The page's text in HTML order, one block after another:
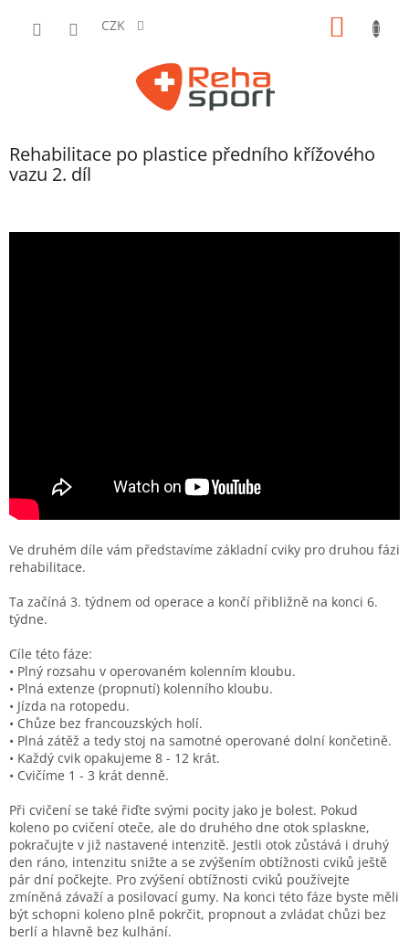
CZK
Rehabilitace po plastice předního křížového
vazu 2. díl
Ve druhém díle vám představíme základní cviky pro druhou fázi
rehabilitace.
Ta začíná 3. týdnem od operace a končí přibližně na konci 6.
týdne.
Cíle této fáze:
• Plný rozsahu v operovaném kolenním kloubu.
• Plná extenze (propnutí) kolenního kloubu.
• Jízda na rotopedu.
• Chůze bez francouzských holí.
• Plná zátěž a tedy stoj na samotné operované dolní končetině.
• Každý cvik opakujeme 8 - 12 krát.
• Cvičíme 1 - 3 krát denně.
Při cvičení se také řiďte svými pocity jako je bolest. Pokud
koleno po cvičení oteče, ale do druhého dne otok splaskne,
pokračujte v již nastavené intenzitě. Jestli otok zůstává i druhý
den ráno, intenzitu snižte a se zvýšením obtížnosti cviků ještě
pár dní počkejte. Pro zvýšení obtížnosti cviků používejte
zmíněná závaží a posilovací gumy. Na konci této fáze byste měli
být schopni koleno plně pokrčit, propnout a zvládat chůzi bez
berlí a hlavně bez kulhání.